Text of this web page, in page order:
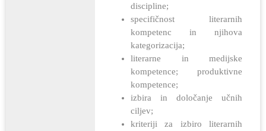
discipline;
specifičnost literarnih
kompetenc in njihova
kategorizacija;
literarne in medijske
kompetence; produktivne
kompetence;
izbira in določanje učnih
ciljev;
kriteriji za izbiro literarnih